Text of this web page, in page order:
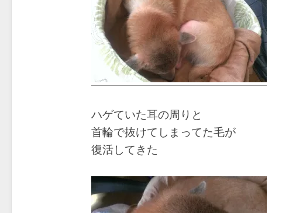
ハゲていた耳の周りと
首輪で抜けてしまってた毛が
復活してきた